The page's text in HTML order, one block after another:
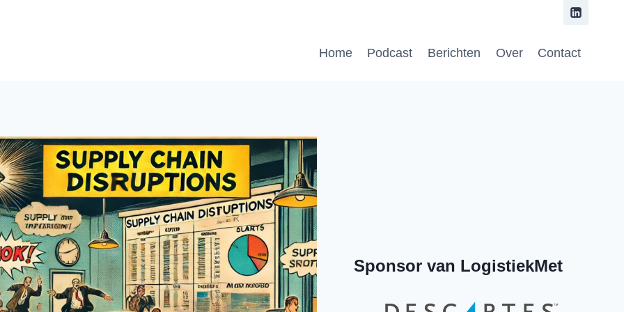
Home Podcast Berichten Over Contact
Sponsor van LogistiekMet